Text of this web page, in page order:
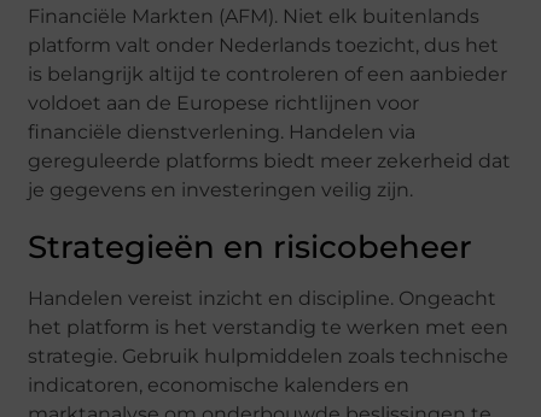
Financiële Markten (AFM). Niet elk buitenlands
platform valt onder Nederlands toezicht, dus het
is belangrijk altijd te controleren of een aanbieder
voldoet aan de Europese richtlijnen voor
financiële dienstverlening. Handelen via
gereguleerde platforms biedt meer zekerheid dat
je gegevens en investeringen veilig zijn.
Strategieën en risicobeheer
Handelen vereist inzicht en discipline. Ongeacht
het platform is het verstandig te werken met een
strategie. Gebruik hulpmiddelen zoals technische
indicatoren, economische kalenders en